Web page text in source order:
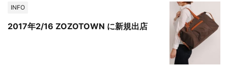
INFO
2017年2/16 ZOZOTOWN に新規出店